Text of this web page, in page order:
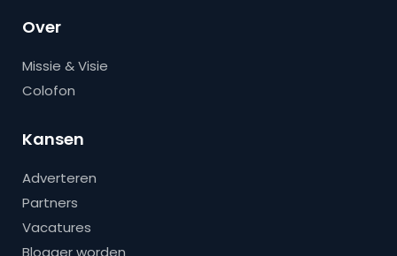
Over
Missie & Visie
Colofon
Kansen
Adverteren
Partners
Vacatures
Blogger worden